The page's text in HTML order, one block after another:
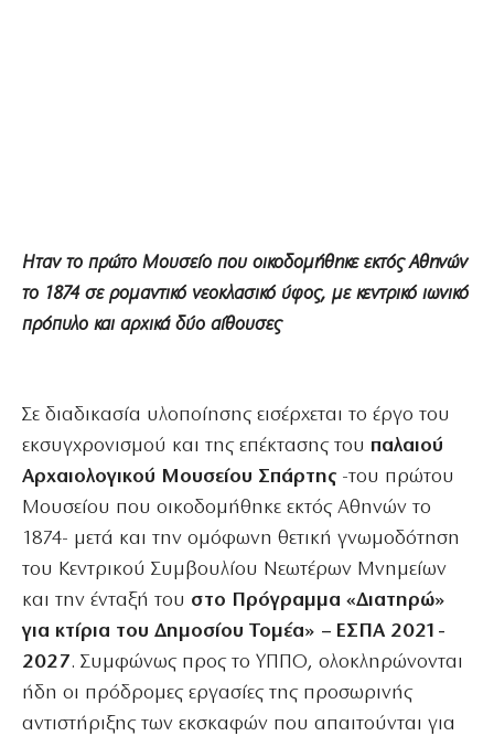
Ηταν το πρώτο Μουσείο που οικοδομήθηκε εκτός Αθηνών
το 1874 σε ρομαντικό νεοκλασικό ύφος, με κεντρικό ιωνικό
πρόπυλο και αρχικά δύο αίθουσες
Σε διαδικασία υλοποίησης εισέρχεται το έργο του
εκσυγχρονισμού και της επέκτασης του παλαιού
Αρχαιολογικού Μουσείου Σπάρτης -του πρώτου
Μουσείου που οικοδομήθηκε εκτός Αθηνών το
1874- μετά και την ομόφωνη θετική γνωμοδότηση
του Κεντρικού Συμβουλίου Νεωτέρων Μνημείων
και την ένταξή του στο Πρόγραμμα «Διατηρώ»
για κτίρια του Δημοσίου Τομέα» – ΕΣΠΑ 2021-
2027. Συμφώνως προς το ΥΠΠΟ, ολοκληρώνονται
ήδη οι πρόδρομες εργασίες της προσωρινής
αντιστήριξης των εκσκαφών που απαιτούνται για